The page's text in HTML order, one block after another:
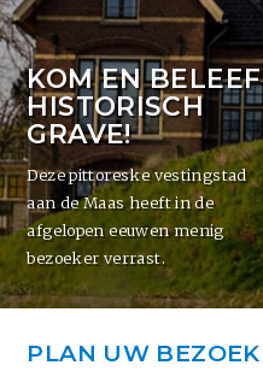
KOM EN BELEEF
HISTORISCH
GRAVE!
Deze pittoreske vestingstad
aan de Maas heeft in de
afgelopen eeuwen menig
bezoeker verrast.
PLAN UW BEZOEK